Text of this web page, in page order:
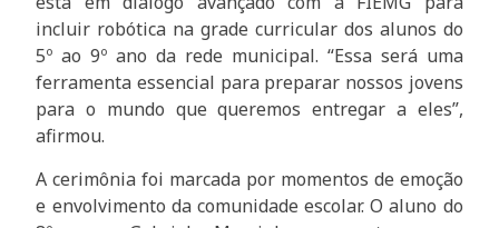
incluir robótica na grade curricular dos alunos do
5º ao 9º ano da rede municipal. “Essa será uma
ferramenta essencial para preparar nossos jovens
para o mundo que queremos entregar a eles”,
afirmou.
A cerimônia foi marcada por momentos de emoção
e envolvimento da comunidade escolar. O aluno do